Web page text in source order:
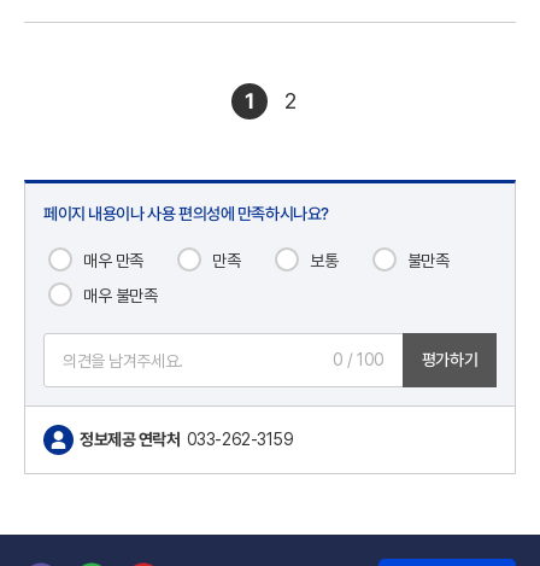
1 2
페이지 내용이나 사용 편의성에 만족하시나요?
매우 만족 만족 보통
불만족
매우 불만족
0 / 100 평가하기
정보제공 연락처 033-262-3159